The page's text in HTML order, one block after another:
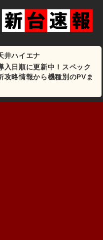
井ハイエナ
入日順に更新中！スペック
攻略情報から機種別のPVま